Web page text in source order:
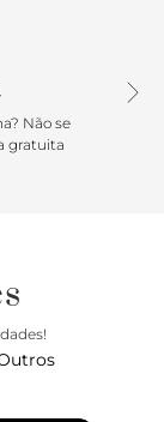
Não se
gratuita